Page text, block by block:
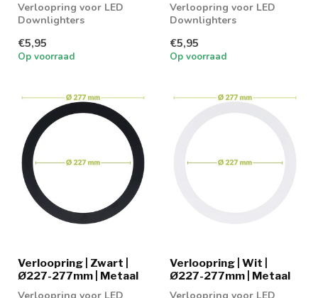
Verloopring voor LED
Downlighters
€5,95
Op voorraad
Verloopring voor LED
Downlighters
€5,95
Op voorraad
Verloopring | Zwart |
Ø227-277mm | Metaal
Verloopring | Wit |
Ø227-277mm | Metaal